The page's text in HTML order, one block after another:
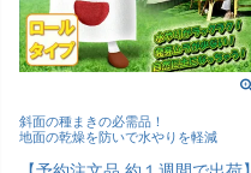
斜面の種まきの必需品！
地面の乾燥を防いで水やりを軽減